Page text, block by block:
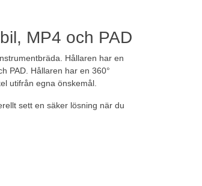
MP4 och PAD
Hållaren har en
PAD. Hållaren har en 360°
utifrån egna önskemål.
sett en säker lösning när du